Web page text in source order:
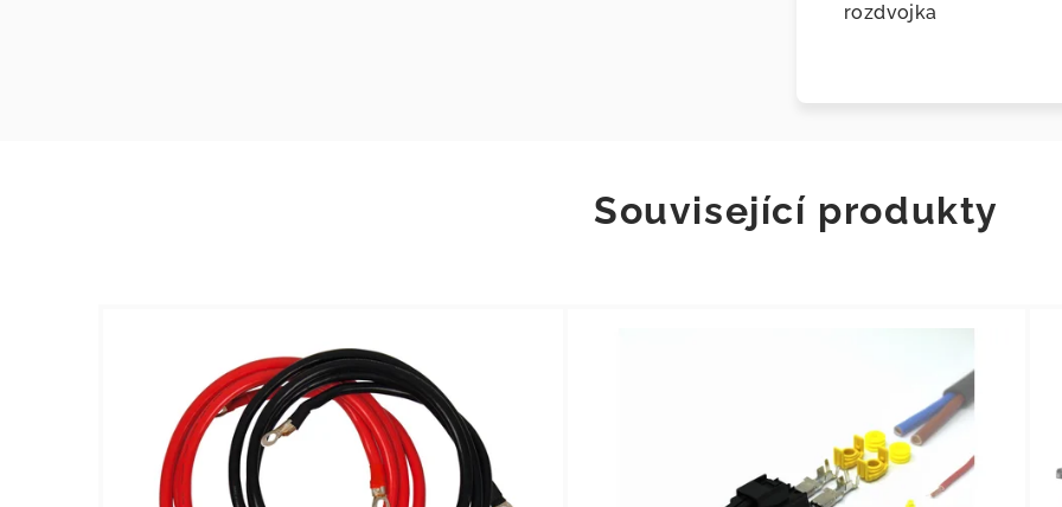
rozdvojka
Související produkty